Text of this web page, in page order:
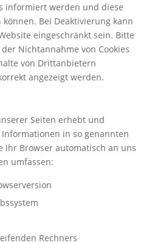
informiert werden und diese
Bei Deaktivierung kann
eingeschränkt sein. Bitte
Nichtannahme von Cookies
von Drittanbietern
angezeigt werden.
Seiten erhebt und
in so genannten
Ihr Browser automatisch an uns
umfassen:
Rechners